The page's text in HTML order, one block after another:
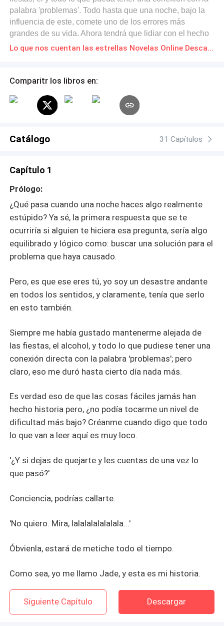
palabra 'problemas'. Todo hasta que una noche, bajo la
influencia de este, comete uno de los errores más
grandes de su vida. Ahora tendrá que lidiar con el hecho
de haberle confesado todo lo que siente a su amor de laLo que nos cuentan las estrellas Novelas Online Descarga gratuita de PDF
Comparitr los libros en:
Catálogo 31 Capítulos
Capítulo 1
Prólogo:
¿Qué pasa cuando una noche haces algo realmente
estúpido? Ya sé, la primera respuesta que se te
ocurriría si alguien te hiciera esa pregunta, sería algo
equilibrado y lógico como: buscar una solución para el
problema que haya causado.
Pero, es que ese eres tú, yo soy un desastre andante
en todos los sentidos, y claramente, tenía que serlo
en esto también.
Siempre me había gustado mantenerme alejada de
las fiestas, el alcohol, y todo lo que pudiese tener una
conexión directa con la palabra 'problemas'; pero
claro, eso me duró hasta cierto día nada más.
Es verdad eso de que las cosas fáciles jamás han
hecho historia pero, ¿no podía tocarme un nivel de
dificultad más bajo? Créanme cuando digo que todo
lo que van a leer aquí es muy loco.
'¿Y si dejas de quejarte y les cuentas de una vez lo
que pasó?'
Conciencia, podrías callarte.
'No quiero. Mira, lalalalalalalala...'
Óbvienla, estará de metiche todo el tiempo.
Como sea, yo me llamo Jade, y esta es mi historia.
Desplegar
Siguiente Capítulo Descargar